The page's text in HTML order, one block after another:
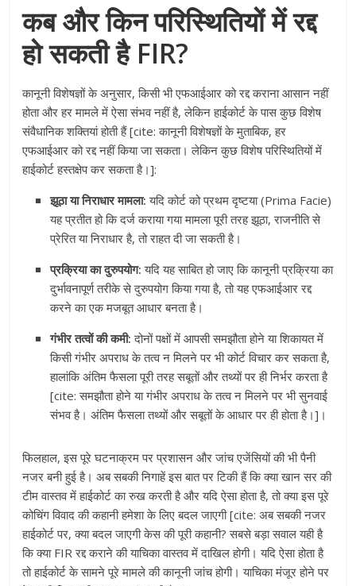
कब और किन परिस्थितियों में रद्द
हो सकती है FIR?
कानूनी विशेषज्ञों के अनुसार, किसी भी एफआईआर को रद्द कराना आसान नहीं
होता और हर मामले में ऐसा संभव नहीं है, लेकिन हाईकोर्ट के पास कुछ विशेष
संवैधानिक शक्तियां होती हैं [cite: कानूनी विशेषज्ञों के मुताबिक, हर
एफआईआर को रद्द नहीं किया जा सकता। लेकिन कुछ विशेष परिस्थितियों में
हाईकोर्ट हस्तक्षेप कर सकता है।]:
झूठा या निराधार मामला: यदि कोर्ट को प्रथम दृष्टया (Prima Facie)
यह प्रतीत हो कि दर्ज कराया गया मामला पूरी तरह झूठा, राजनीति से
प्रेरित या निराधार है, तो राहत दी जा सकती है।
प्रक्रिया का दुरुपयोग: यदि यह साबित हो जाए कि कानूनी प्रक्रिया का
दुर्भावनापूर्ण तरीके से दुरुपयोग किया गया है, तो यह एफआईआर रद्द
करने का एक मजबूत आधार बनता है।
गंभीर तत्वों की कमी: दोनों पक्षों में आपसी समझौता होने या शिकायत में
किसी गंभीर अपराध के तत्व न मिलने पर भी कोर्ट विचार कर सकता है,
हालांकि अंतिम फैसला पूरी तरह सबूतों और तथ्यों पर ही निर्भर करता है
[cite: समझौता होने या गंभीर अपराध के तत्व न मिलने पर भी सुनवाई
संभव है। अंतिम फैसला तथ्यों और सबूतों के आधार पर ही होता है।]।
फिलहाल, इस पूरे घटनाक्रम पर प्रशासन और जांच एजेंसियों की भी पैनी
नजर बनी हुई है। अब सबकी निगाहें इस बात पर टिकी हैं कि क्या खान सर की
टीम वास्तव में हाईकोर्ट का रुख करती है और यदि ऐसा होता है, तो क्या इस पूरे
कोचिंग विवाद की कहानी हमेशा के लिए बदल जाएगी [cite: अब सबकी नजर
हाईकोर्ट पर, क्या बदल जाएगी केस की पूरी कहानी? सबसे बड़ा सवाल यही है
कि क्या FIR रद्द कराने की याचिका वास्तव में दाखिल होगी। यदि ऐसा होता है
तो हाईकोर्ट के सामने पूरे मामले की कानूनी जांच होगी। याचिका मंजूर होने पर